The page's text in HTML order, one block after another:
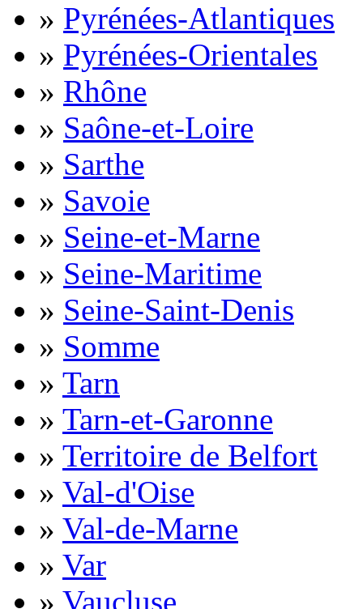
» Pyrénées-Atlantiques
» Pyrénées-Orientales
» Rhône
» Saône-et-Loire
» Sarthe
» Savoie
» Seine-et-Marne
» Seine-Maritime
» Seine-Saint-Denis
» Somme
» Tarn
» Tarn-et-Garonne
» Territoire de Belfort
» Val-d'Oise
» Val-de-Marne
» Var
» Vaucluse